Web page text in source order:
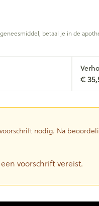
betaal je in de
€
nodig. Na
voorschrift vereist.